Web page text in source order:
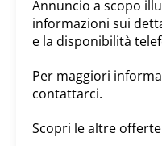
solo a scopo
Dati, descrizioni e
indicativo.
Contattaci subito
Preventivi, disponibilità e